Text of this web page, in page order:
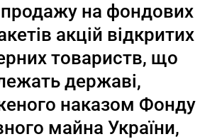
на фондових
акцій відкритих
товариств, що
державі,
наказом Фонду
майна України,